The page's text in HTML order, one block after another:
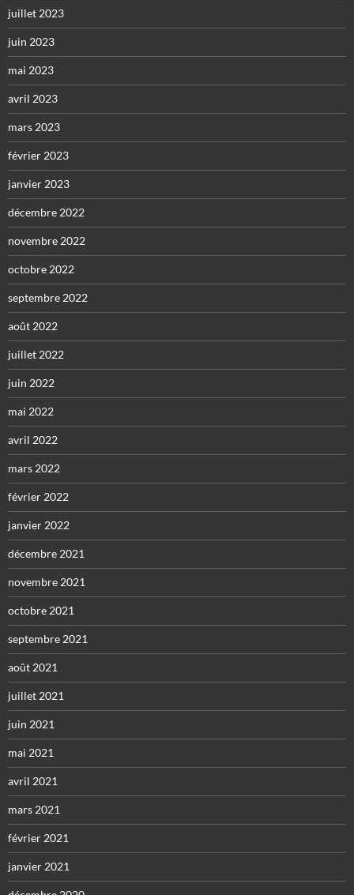
juillet 2023
juin 2023
mai 2023
avril 2023
mars 2023
février 2023
janvier 2023
décembre 2022
novembre 2022
octobre 2022
septembre 2022
août 2022
juillet 2022
juin 2022
mai 2022
avril 2022
mars 2022
février 2022
janvier 2022
décembre 2021
novembre 2021
octobre 2021
septembre 2021
août 2021
juillet 2021
juin 2021
mai 2021
avril 2021
mars 2021
février 2021
janvier 2021